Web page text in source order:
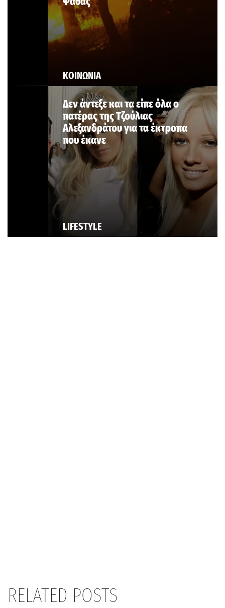
ΚΟΙΝΩΝΙΑ
LIFESTYLE
Δεν άντεξε και τα είπε όλα ο
πατέρας της Τζούλιας
Αλεξανδράτου για τα έκτροπα
που έκανε
RELATED POSTS